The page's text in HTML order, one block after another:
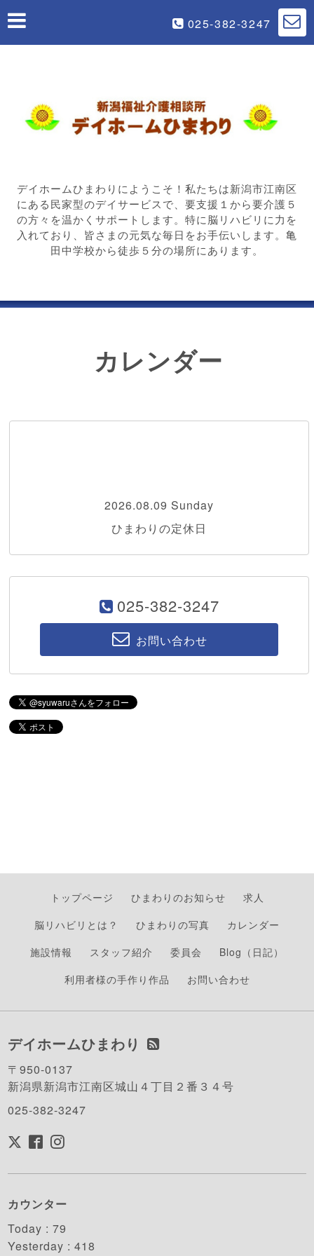
025-382-3247
デイホームひまわりにようこそ！私たちは新潟市江南区
にある民家型のデイサービスで、要支援１から要介護５
の方々を温かくサポートします。特に脳リハビリに力を
入れており、皆さまの元気な毎日をお手伝いします。亀
田中学校から徒歩５分の場所にあります。
カレンダー
2026.08.09 Sunday
ひまわりの定休日
025-382-3247
お問い合わせ
トップページ ひまわりのお知らせ
求人
脳リハビリとは？
ひまわりの写真
カレンダー
施設情報
スタッフ紹介 委員会
Blog（日記）
利用者様の手作り作品
お問い合わせ
デイホームひまわり
〒950-0137
新潟県新潟市江南区城山４丁目２番３４号
025-382-3247
カウンター
Today :79
Yesterday :418